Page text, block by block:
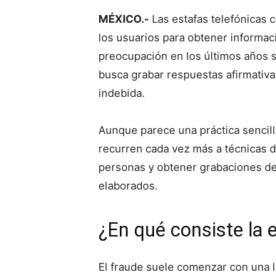
MÉXICO.- Las estafas telefónicas
los usuarios para obtener
preocupación en los últimos años
busca grabar respuestas
indebida.
Aunque parece una práctica
recurren cada vez más a técnicas
personas y obtener grabaciones
elaborados.
¿En qué consiste la
El fraude suele comenzar con